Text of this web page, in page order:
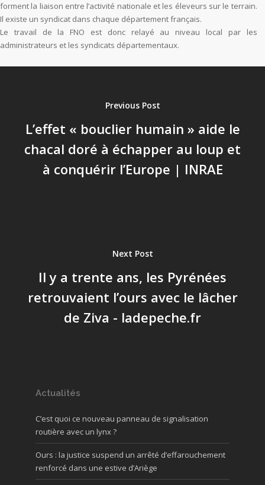
forment la liaison entre l’activité nationale et les éleveurs sur le terrain.
Il existe un syndicat dans chaque département français.
Le travail de la FNO est donc relayé au niveau local par les
administrateurs et les syndicats départementaux.
Previous Post
L’effet « bouclier humain » aide le
chacal doré à échapper au loup et
à conquérir l’Europe | INRAE
Next Post
Il y a trente ans, les Pyrénées
retrouvaient l’ours avec le lâcher
de Ziva - ladepeche.fr
Actualités
C’est quoi ce nouveau panneau de signalisation
routière avec un lynx ?
Ours : la justice suspend un arrêté d’effarouchement
renforcé dans une estive d’Ariège